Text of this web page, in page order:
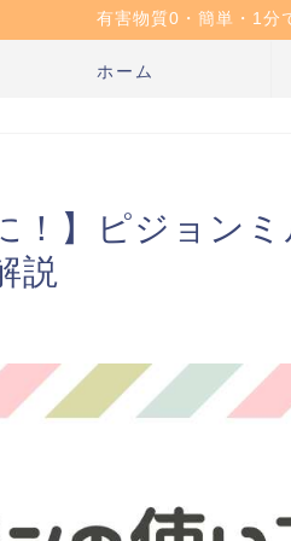
有害物質0・簡単・1分
ホーム
！】ピジョン
説